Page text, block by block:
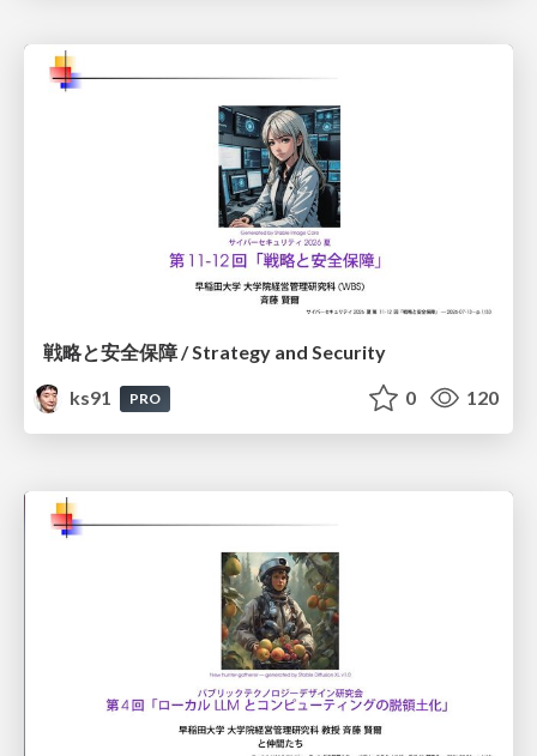
戦略と安全保障 / Strategy and Security
ks91
PRO 0 120